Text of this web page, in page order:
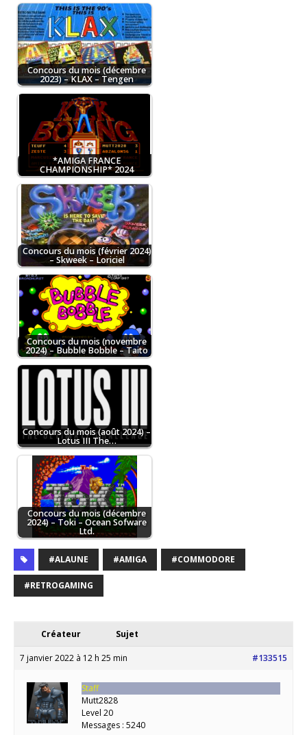
Concours du mois (décembre
2023) – KLAX – Tengen
*AMIGA FRANCE
CHAMPIONSHIP* 2024
Concours du mois (février 2024)
– Skweek – Loriciel
Concours du mois (novembre
2024) – Bubble Bobble – Taito
Concours du mois (août 2024) –
Lotus III The…
Concours du mois (décembre
2024) – Toki – Ocean Sofware
Ltd.
#ALAUNE #AMIGA #COMMODORE
#RETROGAMING
Créateur Sujet
7 janvier 2022 à 12 h 25 min #133515
Staff
Mutt2828
Level 20
Messages : 5240